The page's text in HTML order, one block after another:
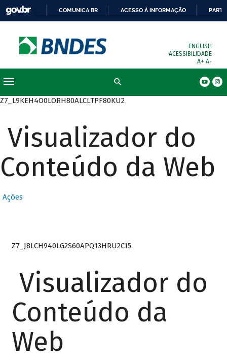
COMUNICA BR ACESSO À INFORMAÇÃO
ENGLISH
ACESSIBILIDADE
A+ A-
Z7_L9KEH4O0LORH80ALCLTPF80KU2
Visualizador do
Conteúdo da Web
Ações
Z7_J8LCH940LG2S60APQ13HRU2C15
Visualizador do
Conteúdo da
Web